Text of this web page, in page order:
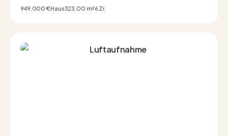
949.000 €Haus323,00 m²6 Zi.